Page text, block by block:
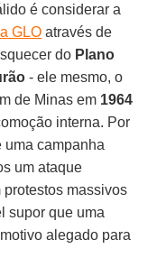
é considerar a
GLO através de
do Plano
- ele mesmo, o
de Minas em 1964
interna. Por
uma campanha
um ataque
massivos
supor que uma
alegado para